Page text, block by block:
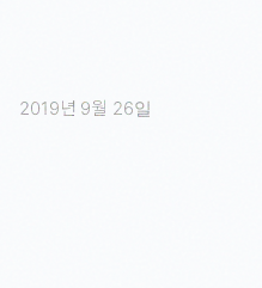
2019년 9월 26일